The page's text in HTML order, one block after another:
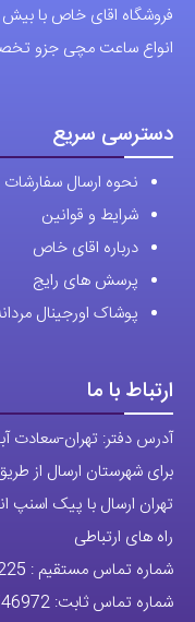
با (مستر اسپشیال)
دسترسی سریع
نحوه ارسال سفارشات
شرایط و قوانین
درباره اقای خاص
پرسش های رایج
ارتباط با ما
آدرس دفتر: تهران-سعادت
برای شهرستان ارسال از
تهران ارسال با پیک اسنپ
راه های ارتباطی
شماره تماس مستقیم :